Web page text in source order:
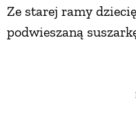
Ze starej ramy
podwieszaną